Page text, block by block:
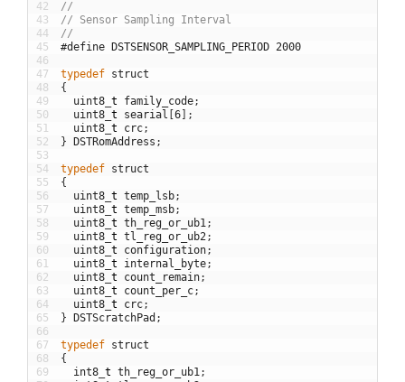
42
43
44
45
46
47
48
49
50
51
52
53
54
55
56
57
58
59
60
61
62
63
64
65
66
67
68
69
//
// Sensor Sampling Interval
//
#define DSTSENSOR_SAMPLING_PERIOD 2000
typedef struct
{
uint8 t family_code;
uint8 t searial [6] ;
uint8 t crc;
} DSTRomAddress ;
typedef struct
{
uint8 t temp_lsb;
uint8 t temp_msb;
uint8 t th_reg_or_ub1 ;
uint8 t tl_reg_or_ub2 ;
uint8 t configuration;
uint8 t internal_byte;
uint8 t count_remain;
uint8 t count_per_c;
uint8 t crc;
} DSTScratchPad ;
typedef struct
{
int8 t th_reg_or_ub1 ;